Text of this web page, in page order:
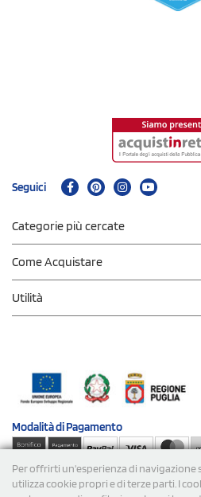
Per offrirti un'esperienza di navigazione
utilizza cookie propri e di terze parti. I
Seguici
Categorie più cercate
Come Acquistare
Utilità
Modalità diPagamento
Spedizioni